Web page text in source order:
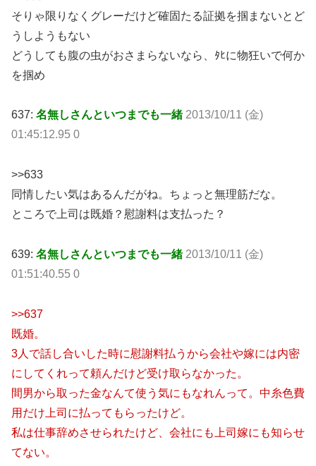
そりゃ限りなくグレーだけど確固たる証拠を掴まないとど
うしようもない
どうしても腹の虫がおさまらないなら、ﾀﾋに物狂いで何か
を掴め
637: 名無しさんといつまでも一緒2013/10/11 (金)
01:45:12.95 0
>>633
同情したい気はあるんだがね。ちょっと無理筋だな。
ところで上司は既婚？慰謝料は支払った？
639: 名無しさんといつまでも一緒 2013/10/11 (金)
01:51:40.55 0
>>637
既婚。
3人で話し合いした時に慰謝料払うから会社や嫁には内密
にしてくれって頼んだけど受け取らなかった。
間男から取った金なんて使う気にもなれんって。中糸色費
用だけ上司に払ってもらったけど。
私は仕事辞めさせられたけど、会社にも上司嫁にも知らせ
てない。